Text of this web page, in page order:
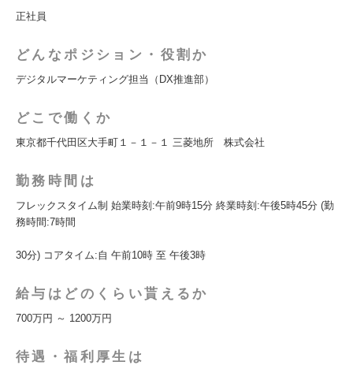
正社員
どんなポジション・役割か
デジタルマーケティング担当（DX推進部）
どこで働くか
東京都千代田区大手町１－１－１ 三菱地所 株式会社
勤務時間は
フレックスタイム制 始業時刻:午前9時15分 終業時刻:午後5時45分 (勤
務時間:7時間
30分) コアタイム:自 午前10時 至 午後3時
給与はどのくらい貰えるか
700万円 ～ 1200万円
待遇・福利厚生は